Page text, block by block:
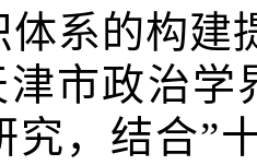
体系的构建
津市政治
究，结合”